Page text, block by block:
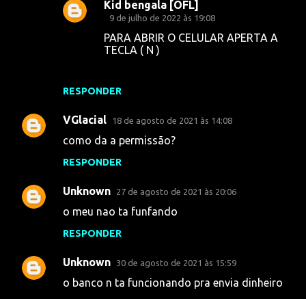
RESPONDER
Kid bengala [OFL]
9 de julho de 2022 às 19:08
PARA ABRIR O CELULAR APERTA A
TECLA ( N )
VGlacial 18 de agosto de 2021 às 14:08
como da a permissão?
RESPONDER
Unknown 27 de agosto de 2021 às 20:06
o meu nao ta funfando
RESPONDER
Unknown 30 de agosto de 2021 às 15:59
o banco n ta funcionando pra envia dinheiro